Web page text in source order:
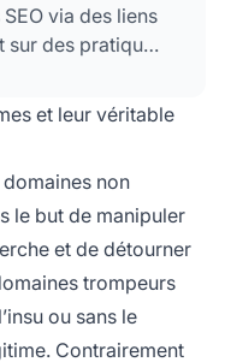
via des liens
des pratiques
clés, ce qui
de
une
conséquences
et leur véritable
non
le but de manipuler
et de détourner
trompeurs
ou sans le
Contrairement